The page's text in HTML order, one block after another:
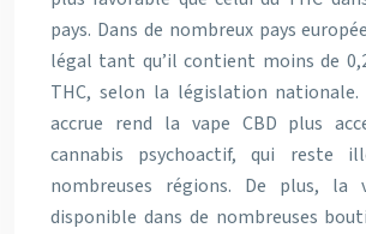
pays. Dans de nombreux pays
légal tant qu’il contient moins de
THC, selon la législation
accrue rend la vape CBD plus
cannabis psychoactif, qui reste
nombreuses régions. De plus, la
disponible dans de nombreuses